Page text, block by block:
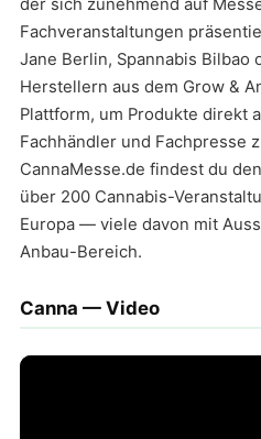
der sich zunehmend auf
Fachveranstaltungen
Jane Berlin, Spannabis Bilbao
Herstellern aus dem Grow &
Plattform, um Produkte direkt
Fachhändler und Fachpresse
CannaMesse.de findest du
über 200 Cannabis-
Europa — viele davon mit
Anbau-Bereich.
Canna — Video